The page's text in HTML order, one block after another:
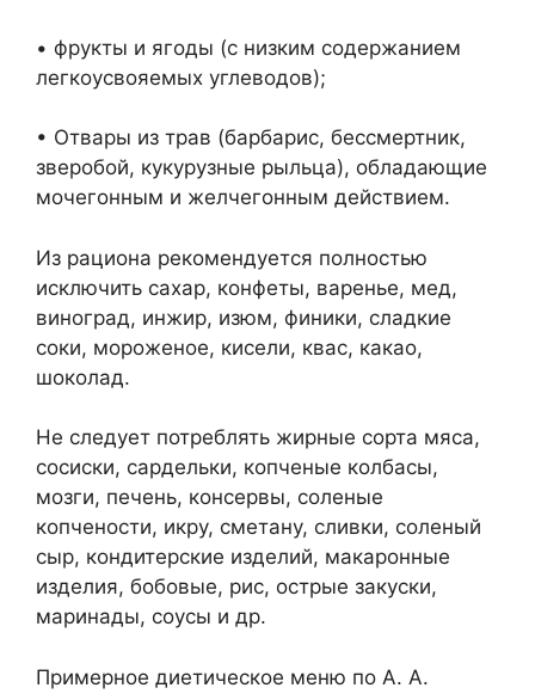
• фрукты и ягоды (с низким содержанием
легкоусвояемых углеводов);
• Отвары из трав (барбарис, бессмертник,
зверобой, кукурузные рыльца), обладающие
мочегонным и желчегонным действием.
Из рациона рекомендуется полностью
исключить сахар, конфеты, варенье, мед,
виноград, инжир, изюм, финики, сладкие
соки, мороженое, кисели, квас, какао,
шоколад.
Не следует потреблять жирные сорта мяса,
сосиски, сардельки, копченые колбасы,
мозги, печень, консервы, соленые
копчености, икру, сметану, сливки, соленый
сыр, кондитерские изделий, макаронные
изделия, бобовые, рис, острые закуски,
маринады, соусы и др.
Примерное диетическое меню по А. А.